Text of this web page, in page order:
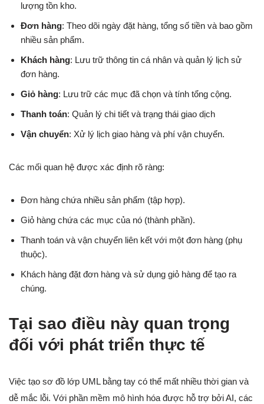
lượng tồn kho.
Đơn hàng: Theo dõi ngày đặt hàng, tổng số tiền và bao gồm
nhiều sản phẩm.
Khách hàng: Lưu trữ thông tin cá nhân và quản lý lịch sử
đơn hàng.
Giỏ hàng: Lưu trữ các mục đã chọn và tính tổng cộng.
Thanh toán: Quản lý chi tiết và trạng thái giao dịch
Vận chuyển: Xử lý lịch giao hàng và phí vận chuyển.
Các mối quan hệ được xác định rõ ràng:
Đơn hàng chứa nhiều sản phẩm (tập hợp).
Giỏ hàng chứa các mục của nó (thành phần).
Thanh toán và vận chuyển liên kết với một đơn hàng (phụ
thuộc).
Khách hàng đặt đơn hàng và sử dụng giỏ hàng để tạo ra
chúng.
Tại sao điều này quan trọng
đối với phát triển thực tế
Việc tạo sơ đồ lớp UML bằng tay có thể mất nhiều thời gian và
dễ mắc lỗi. Với phần mềm mô hình hóa được hỗ trợ bởi AI, các